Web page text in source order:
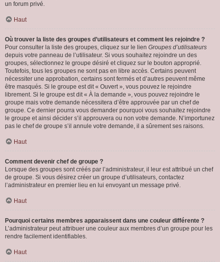
un forum privé.
Haut
Où trouver la liste des groupes d’utilisateurs et comment les rejoindre ?
Pour consulter la liste des groupes, cliquez sur le lien Groupes d’utilisateurs
depuis votre panneau de l’utilisateur. Si vous souhaitez rejoindre un des
groupes, sélectionnez le groupe désiré et cliquez sur le bouton approprié.
Toutefois, tous les groupes ne sont pas en libre accès. Certains peuvent
nécessiter une approbation, certains sont fermés et d’autres peuvent même
être masqués. Si le groupe est dit « Ouvert », vous pouvez le rejoindre
librement. Si le groupe est dit « À la demande », vous pouvez rejoindre le
groupe mais votre demande nécessitera d’être approuvée par un chef de
groupe. Ce dernier pourra vous demander pourquoi vous souhaitez rejoindre
le groupe et ainsi décider s’il approuvera ou non votre demande. N’importunez
pas le chef de groupe s’il annule votre demande, il a sûrement ses raisons.
Haut
Comment devenir chef de groupe ?
Lorsque des groupes sont créés par l’administrateur, il leur est attribué un chef
de groupe. Si vous désirez créer un groupe d’utilisateurs, contactez
l’administrateur en premier lieu en lui envoyant un message privé.
Haut
Pourquoi certains membres apparaissent dans une couleur différente ?
L’administrateur peut attribuer une couleur aux membres d’un groupe pour les
rendre facilement identifiables.
Haut